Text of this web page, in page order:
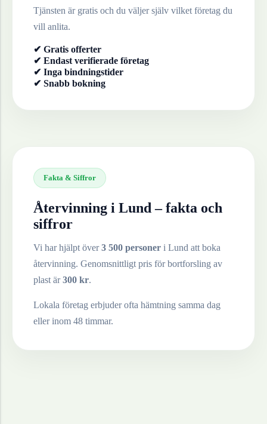
Tjänsten är gratis och du väljer själv vilket företag du
vill anlita.
✔ Gratis offerter
✔ Endast verifierade företag
✔ Inga bindningstider
✔ Snabb bokning
Fakta & Siffror
Återvinning i Lund – fakta och
siffror
Vi har hjälpt över3 500 personer i Lund att boka
återvinning. Genomsnittligt pris för bortforsling av
plast är300 kr.
Lokala företag erbjuder ofta hämtning samma dag
eller inom 48 timmar.